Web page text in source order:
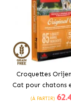
Croquettes
Cat pour chatons
poulet
(À PARTIR) 62